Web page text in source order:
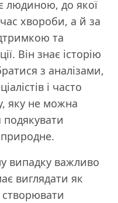
людиною, до якої
хвороби, а й за
та
Він знає історію
з аналізами,
і часто
яку не можна
випадку важливо
виглядати як